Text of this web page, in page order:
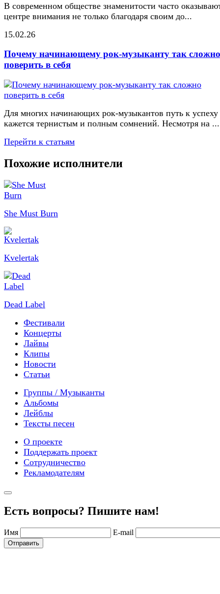
В современном обществе знаменитости часто
центре внимания не только благодаря своим до...
15.02.26
Почему начинающему рок-музыканту так сложно
поверить в себя
Для многих начинающих рок-музыкантов путь к успеху
кажется тернистым и полным сомнений. Несмотря на ...
Перейти к статьям
Похожие исполнители
She Must Burn
Kvelertak
Dead Label
Фестивали
Концерты
Лайвы
Клипы
Новости
Статьи
Группы / Музыканты
Альбомы
Лейблы
Тексты песен
О проекте
Поддержать проект
Сотрудничество
Рекламодателям
Есть вопросы? Пишите нам!
Имя E-mail